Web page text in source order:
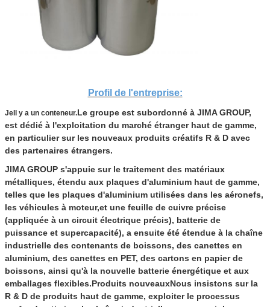
Profil de l'entreprise:
Je Il y a un conteneur.Le groupe est subordonné à JIMA GROUP,
est dédié à l'exploitation du marché étranger haut de gamme,
en particulier sur les nouveaux produits créatifs R & D avec
des partenaires étrangers.
JIMA GROUP s'appuie sur le traitement des matériaux
métalliques, étendu aux plaques d'aluminium haut de gamme,
telles que les plaques d'aluminium utilisées dans les aéronefs,
les véhicules à moteur,et une feuille de cuivre précise
(appliquée à un circuit électrique précis), batterie de
puissance et supercapacité), a ensuite été étendue à la chaîne
industrielle des contenants de boissons, des canettes en
aluminium, des canettes en PET, des cartons en papier de
boissons, ainsi qu'à la nouvelle batterie énergétique et aux
emballages flexibles.Produits nouveauxNous insistons sur la
R & D de produits haut de gamme, exploiter le processus